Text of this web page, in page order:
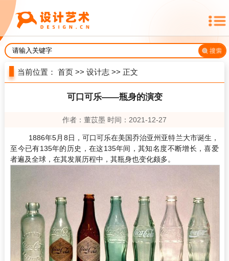
当前位置：首页 >>设计志 >> 正文
可口可乐——瓶身的演变
作者：董苡墨 时间：2021-12-27
1886年5月8日，可口可乐在美国乔治亚州亚特兰大市诞生，
至今已有135年的历史，在这135年间，其知名度不断增长，喜爱
者遍及全球，在其发展历程中，其瓶身也变化颇多。